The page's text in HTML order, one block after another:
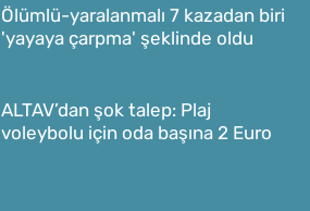
Ölümlü-yaralanmalı 7 kazadan biri
'yayaya çarpma' şeklinde oldu
ALTAV’dan şok talep: Plaj
voleybolu için oda başına 2 Euro